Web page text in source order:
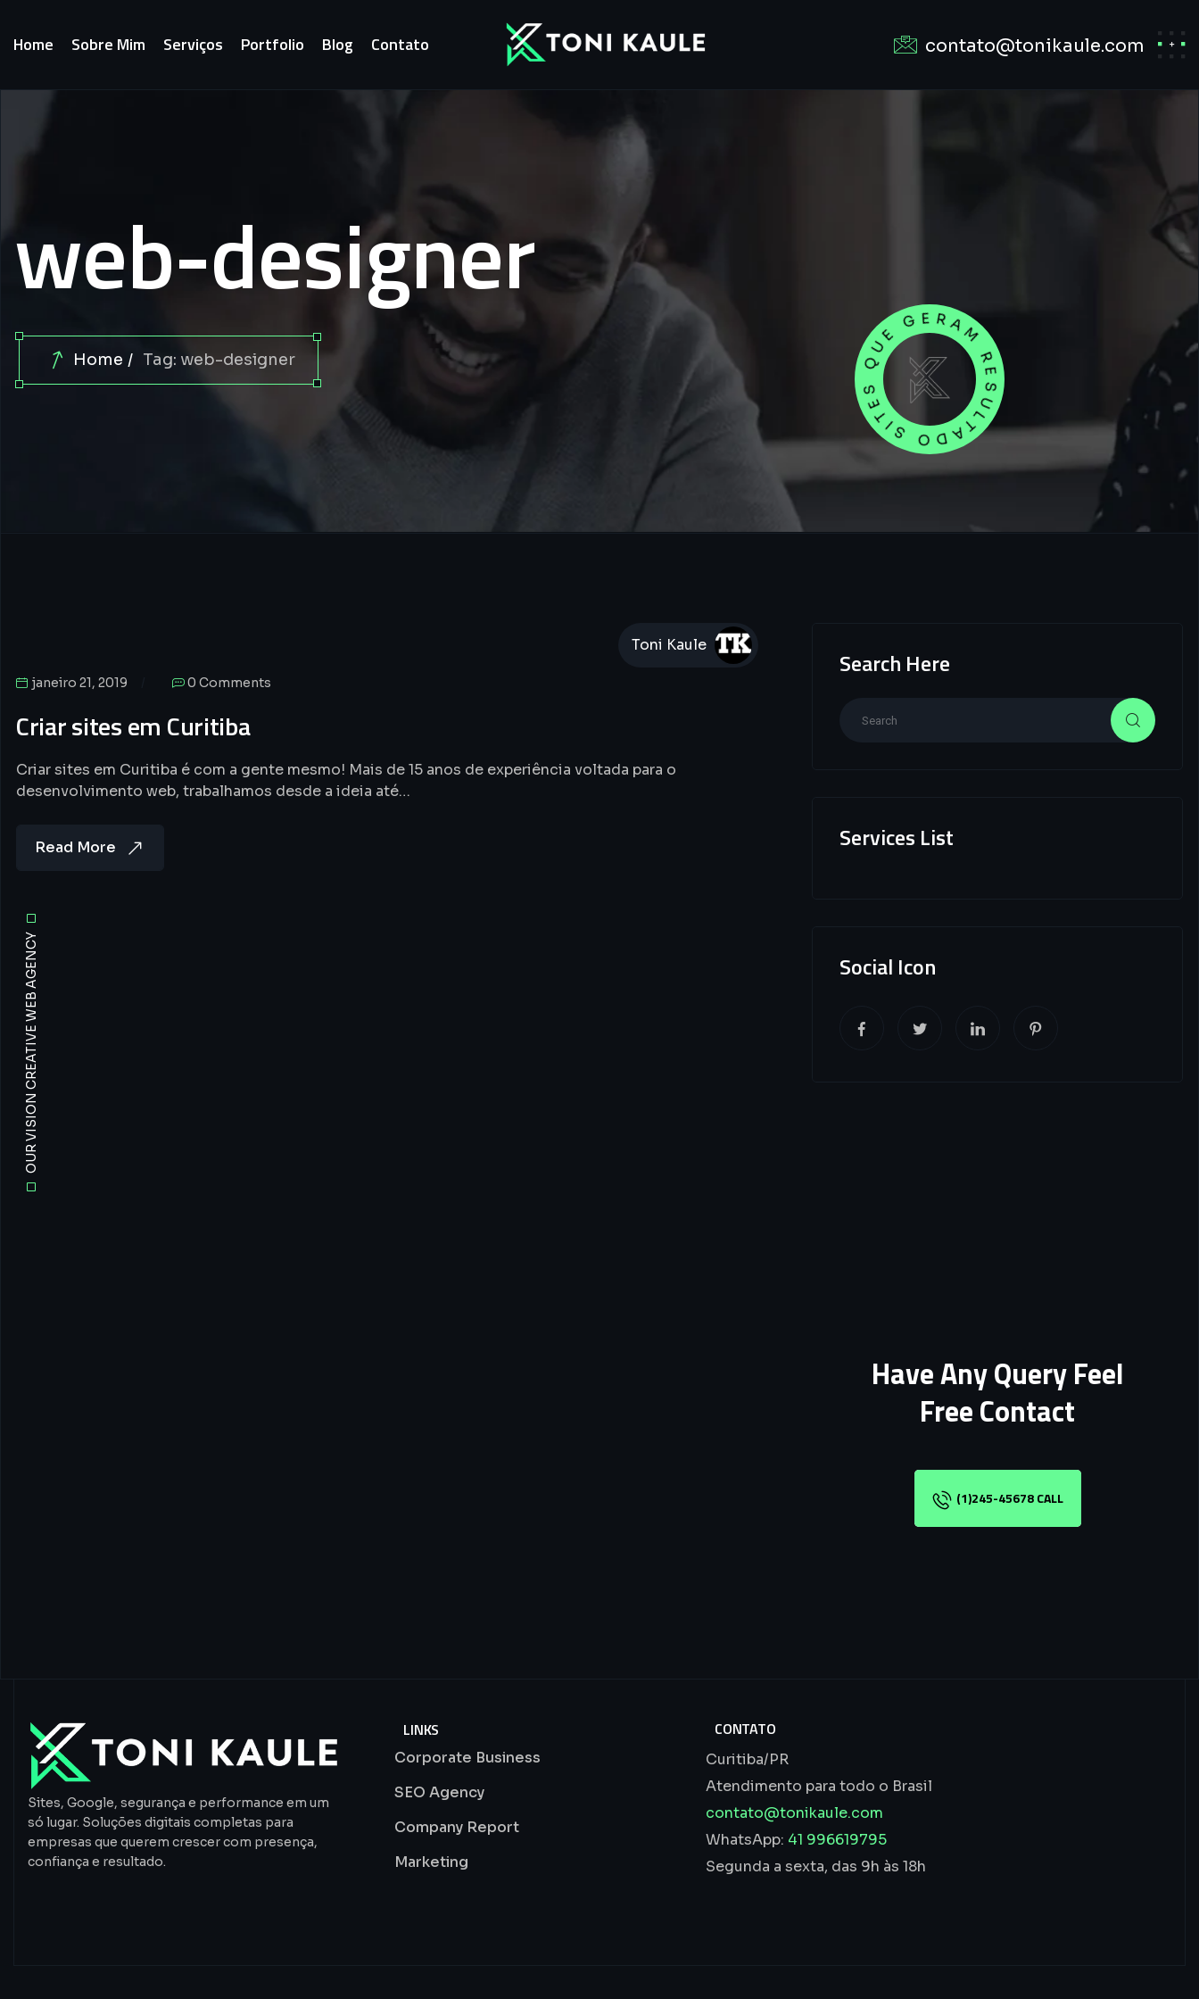
Home Sobre Mim Serviços Portfolio Blog Contato contato@tonikaule.com
web-designer
Home Tag: web-designer SITES QUE GERAM RESULTADO
OUR VISION CREATIVE WEB AGENCY
Toni Kaule
janeiro 21, 2019 0 Comments
Criar sites em Curitiba
Criar sites em Curitiba é com a gente mesmo! Mais de 15 anos de experiência voltada para o
desenvolvimento web, trabalhamos desde a ideia até…
Read More
Search Here
Services List
Social Icon
Have Any Query Feel
Free Contact
(1)245-45678 CALL
Sites, Google, segurança e performance em um
só lugar. Soluções digitais completas para
empresas que querem crescer com presença,
confiança e resultado.
LINKS
Corporate Business
SEO Agency
Company Report
Marketing
CONTATO
Curitiba/PR
Atendimento para todo o Brasil
contato@tonikaule.com
WhatsApp: 41 996619795
Segunda a sexta, das 9h às 18h